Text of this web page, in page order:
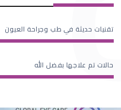
تقنيات حديثة في طب وجراحة العيون
حالات تم علاجها بفضل الله